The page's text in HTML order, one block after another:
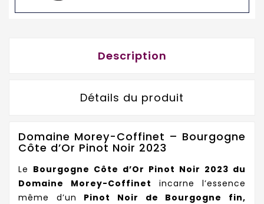
Description
Détails du produit
Domaine Morey-Coffinet – Bourgogne
Côte d’Or Pinot Noir 2023
Le Bourgogne Côte d’Or Pinot Noir 2023 du
Domaine Morey-Coffinet incarne l’essence
même d’un Pinot Noir de Bourgogne fin,